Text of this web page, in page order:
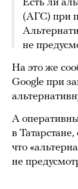
Есть ли
(АГС) при
не
На это же
Google при
А
в
что
не